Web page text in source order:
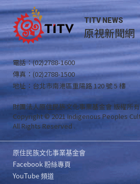
TITV NEWS
原視新聞網
電話：(02)2788-1600
傳真：(02)2788-1500
地址：台北市南港區重陽路 120 號 5 樓
財團法人原住民族文化事業基金會 版權所有
Copyright © 2021 Indigenous Peoples
All Rights Reserved .
原住民族文化事業基金會
Facebook 粉絲專頁
YouTube 頻道